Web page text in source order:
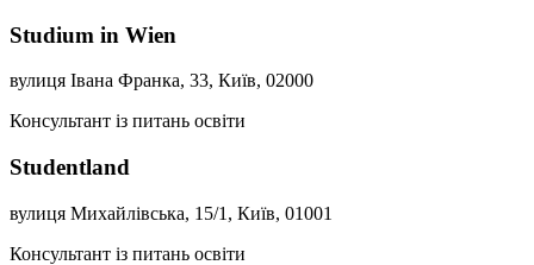
Studium in Wien
вулиця Івана Франка, 33, Київ, 02000
Консультант із питань освіти
Studentland
вулиця Михайлівська, 15/1, Київ, 01001
Консультант із питань освіти